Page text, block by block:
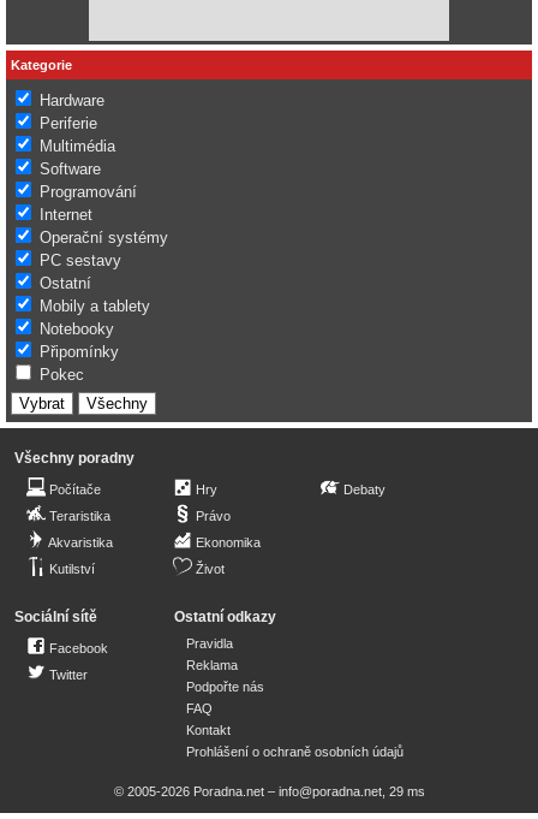
Kategorie
Hardware
Periferie
Multimédia
Software
Programování
Internet
Operační systémy
PC sestavy
Ostatní
Mobily a tablety
Notebooky
Připomínky
Pokec
Všechny poradny
Počítače
Teraristika
Akvaristika
Kutilství
Hry
Právo
Ekonomika
Život
Debaty
Sociální sítě
Facebook
Twitter
Ostatní odkazy
Pravidla
Reklama
Podpořte nás
FAQ
Kontakt
Prohlášení o ochraně osobních údajů
© 2005-2026 Poradna.net – info@poradna.net, 29 ms